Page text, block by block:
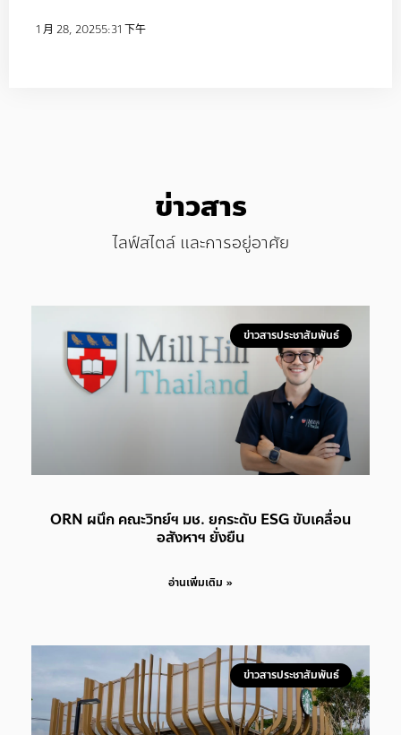
1 月 28, 20255:31 下午
ข่าวสาร
ไลฟ์สไตล์ และการอยู่อาศัย
ข่าวสารประชาสัมพันธ์
ORN ผนึก คณะวิทย์ฯ มช. ยกระดับ ESG ขับเคลื่อน
อสังหาฯ ยั่งยืน
อ่านเพิ่มเติม »
ข่าวสารประชาสัมพันธ์